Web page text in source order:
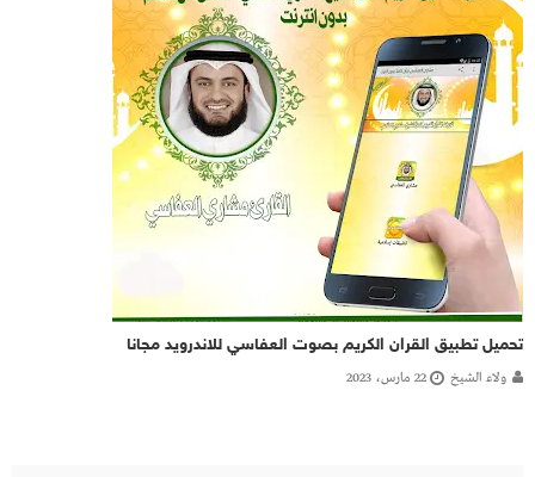
تحميل تطبيق القران الكريم بصوت العفاسي للاندرويد مجانا
ولاء الشيخ 22 مارس، 2023